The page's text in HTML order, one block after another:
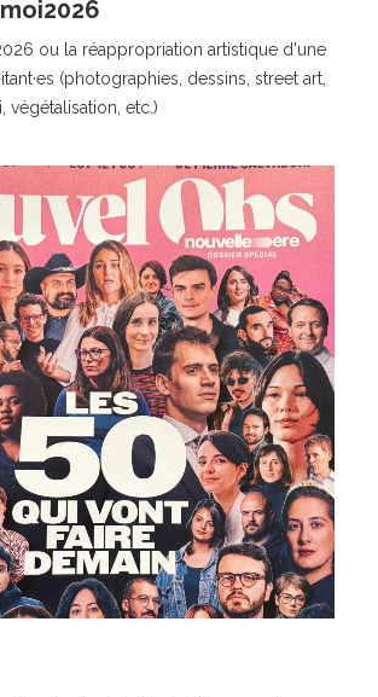
ou la réappropriation artistique d'une
(photographies, dessins, street art,
végétalisation, etc.)